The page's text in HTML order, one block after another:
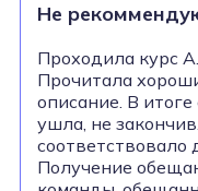
Не
Проходила курс
Прочитала
описание. В
ушла, не
соответствовало
Получение